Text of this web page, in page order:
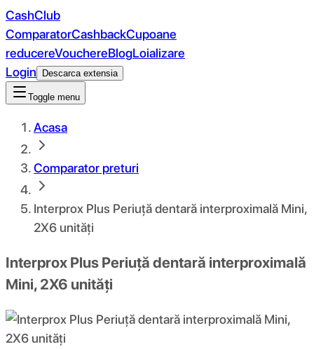
CashClub
ComparatorCashbackCupoane
reducereVouchereBlogLoializare
Login
Descarca extensia
Toggle menu
Acasa
Comparator preturi
Interprox Plus Periuță dentară interproximală Mini,
2X6 unități
Interprox Plus Periuță dentară interproximală
Mini, 2X6 unități